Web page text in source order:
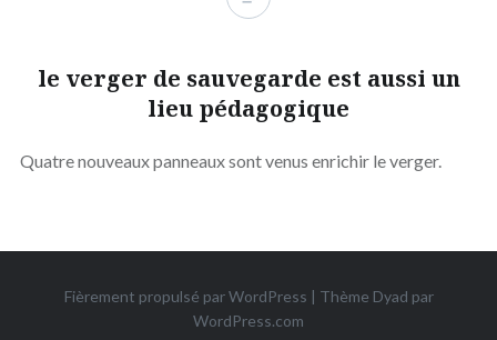
le verger de sauvegarde est aussi un
lieu pédagogique
Quatre nouveaux panneaux sont venus enrichir le verger.
Fièrement propulsé par WordPress | Thème Dyad par
WordPress.com